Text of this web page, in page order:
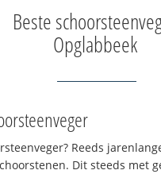
Beste
Opglabbeek
Reeds
Dit steeds met